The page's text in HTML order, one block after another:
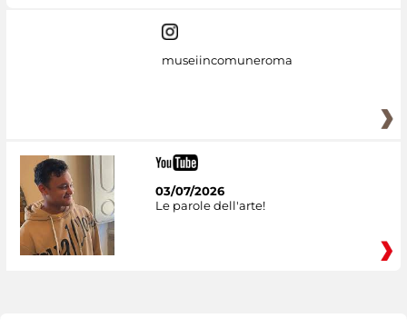
museiincomuneroma
03/07/2026
Le parole dell'arte!